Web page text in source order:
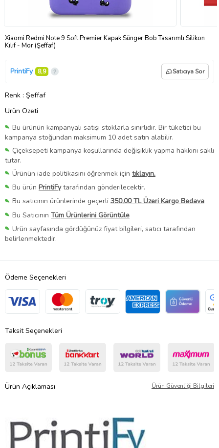
Xiaomi Redmi Note 9 Soft Premier Kapak Sünger Bob Tasarımlı Silikon
Kılıf - Mor (Şeffaf)
PrintiFy 8,9 Satıcıya Sor
Renk : Şeffaf
Ürün Özeti
Bu ürünün kampanyalı satışı stoklarla sınırlıdır. Bir tüketici bu
kampanya stoğundan maksimum 10 adet satın alabilir.
Çiçeksepeti kampanya koşullarında değişiklik yapma hakkını saklı
tutar.
Ürünün iade politikasını öğrenmek için tıklayın.
Bu ürün PrintiFytarafından gönderilecektir.
Bu satıcının ürünlerinde geçerli 350,00 TL Üzeri Kargo Bedava
Bu Satıcının Tüm Ürünlerini Görüntüle
Ürün sayfasında gördüğünüz fiyat bilgileri, satıcı tarafından
belirlenmektedir.
Ödeme Seçenekleri
Taksit Seçenekleri
Ürün Açıklaması Ürün Güvenliği Bilgileri